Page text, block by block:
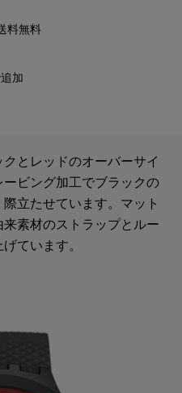
料無料
加
とレッドのオーバーサイ
ビング加工でブラックの
立たせています。マット
素材のストラップとルー
ています。